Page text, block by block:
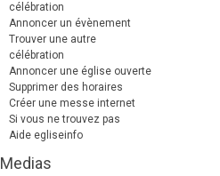
célébration
Annoncer un évènement
Trouver une autre
célébration
Annoncer une église ouverte
Supprimer des horaires
Créer une messe internet
Si vous ne trouvez pas
Aide egliseinfo
Medias